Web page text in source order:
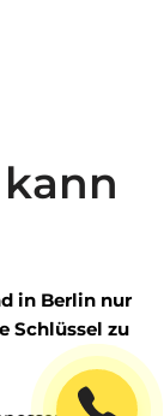
in Berlin nur
Schlüssel zu